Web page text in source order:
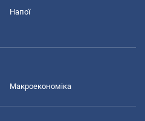
Напої
Макроекономіка